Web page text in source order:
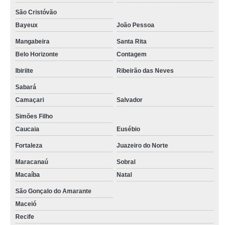
São Cristóvão
Bayeux
João Pessoa
Mangabeira
Santa Rita
Belo Horizonte
Contagem
Ibiriite Ribeirão das Neves
Sabará
Camaçari
Salvador
Simões Filho
Caucaia
Eusébio
Fortaleza Juazeiro do Norte
Maracanaú
Sobral
Macaíba
Natal
São Gonçalo do Amarante
Maceió
Recife